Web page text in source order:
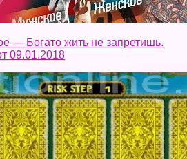
— Богато жить не запретишь.
09.01.2018